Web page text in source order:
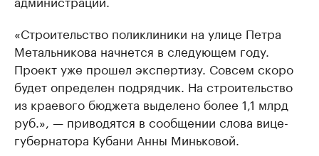
«Строительство поликлиники на улице Петра
Метальникова начнется в следующем году.
Проект уже прошел экспертизу. Совсем скоро
будет определен подрядчик. На строительство
из краевого бюджета выделено более 1,1 млрд
руб.», — приводятся в сообщении слова вице-
губернатора Кубани Анны Миньковой.